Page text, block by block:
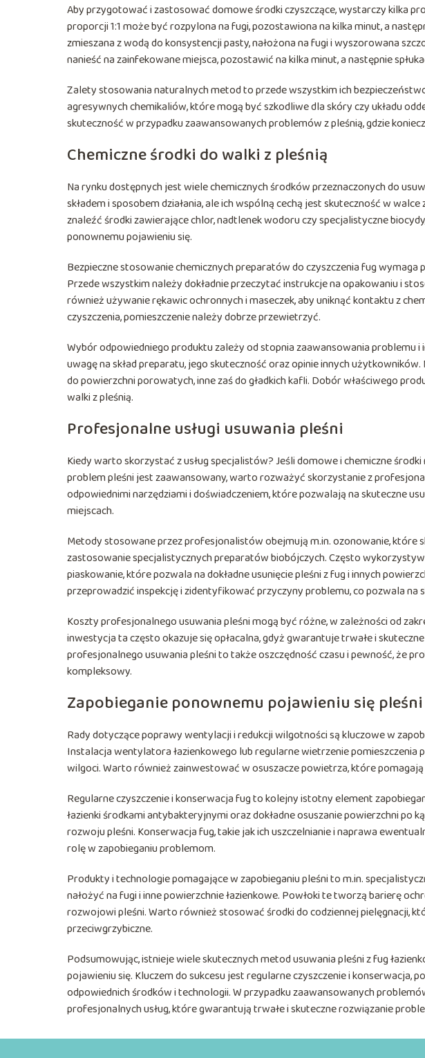
Aby przygotować i zastosować domowe środki czyszczące, wystarczy kilka
proporcji 1:1 może być rozpylona na fugi, pozostawiona na kilka minut, a
zmieszana z wodą do konsystencji pasty, nałożona na fugi i wyszorowana
nanieść na zainfekowane miejsca, pozostawić na kilka minut, a następnie
Zalety stosowania naturalnych metod to przede wszystkim ich
agresywnych chemikaliów, które mogą być szkodliwe dla skóry czy układu
skuteczność w przypadku zaawansowanych problemów z pleśnią, gdzie
Chemiczne środki do walki z pleśnią
Na rynku dostępnych jest wiele chemicznych środków przeznaczonych do
składem i sposobem działania, ale ich wspólną cechą jest skuteczność w
znaleźć środki zawierające chlor, nadtlenek wodoru czy specjalistyczne
ponownemu pojawieniu się.
Bezpieczne stosowanie chemicznych preparatów do czyszczenia fug
Przede wszystkim należy dokładnie przeczytać instrukcje na opakowaniu i
również używanie rękawic ochronnych i maseczek, aby uniknąć kontaktu z
czyszczenia, pomieszczenie należy dobrze przewietrzyć.
Wybór odpowiedniego produktu zależy od stopnia zaawansowania problemu
uwagę na skład preparatu, jego skuteczność oraz opinie innych
do powierzchni porowatych, inne zaś do gładkich kafli. Dobór właściwego
walki z pleśnią.
Profesjonalne usługi usuwania pleśni
Kiedy warto skorzystać z usług specjalistów? Jeśli domowe i chemiczne
problem pleśni jest zaawansowany, warto rozważyć skorzystanie z
odpowiednimi narzędziami i doświadczeniem, które pozwalają na skuteczne
miejscach.
Metody stosowane przez profesjonalistów obejmują m.in. ozonowanie, które
zastosowanie specjalistycznych preparatów biobójczych. Często
piaskowanie, które pozwala na dokładne usunięcie pleśni z fug i innych
przeprowadzić inspekcję i zidentyfikować przyczyny problemu, co pozwala na
Koszty profesjonalnego usuwania pleśni mogą być różne, w zależności od
inwestycja ta często okazuje się opłacalna, gdyż gwarantuje trwałe i
profesjonalnego usuwania pleśni to także oszczędność czasu i pewność, że
kompleksowy.
Zapobieganie ponownemu pojawieniu się pleśni
Rady dotyczące poprawy wentylacji i redukcji wilgotności są kluczowe w
Instalacja wentylatora łazienkowego lub regularne wietrzenie pomieszczenia
wilgoci. Warto również zainwestować w osuszacze powietrza, które
Regularne czyszczenie i konserwacja fug to kolejny istotny element
łazienki środkami antybakteryjnymi oraz dokładne osuszanie powierzchni po
rozwoju pleśni. Konserwacja fug, takie jak ich uszczelnianie i naprawa
rolę w zapobieganiu problemom.
Produkty i technologie pomagające w zapobieganiu pleśni to m.in.
nałożyć na fugi i inne powierzchnie łazienkowe. Powłoki te tworzą barierę
rozwojowi pleśni. Warto również stosować środki do codziennej pielęgnacji,
przeciwgrzybiczne.
Podsumowując, istnieje wiele skutecznych metod usuwania pleśni z fug
pojawieniu się. Kluczem do sukcesu jest regularne czyszczenie i konserwacja,
odpowiednich środków i technologii. W przypadku zaawansowanych
profesjonalnych usług, które gwarantują trwałe i skuteczne rozwiązanie